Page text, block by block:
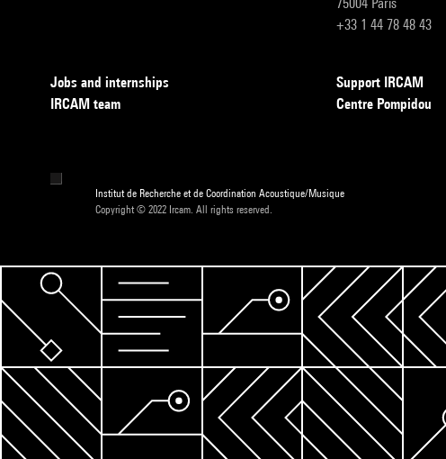
+33 1 44 78 48 43
Jobs and internships
IRCAM team
Support IRCAM
Centre Pompidou
Institut de Recherche et de Coordination Acoustique/Musique
Copyright © 2022 Ircam. All rights reserved.